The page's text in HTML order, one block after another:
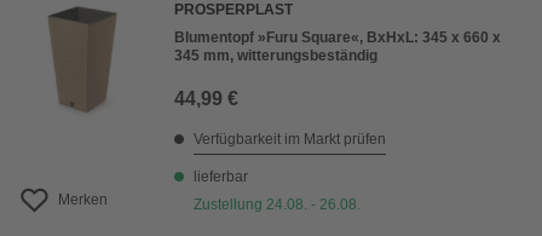
Merken
PROSPERPLAST
Blumentopf »Furu Square«, BxHxL: 345 x 660 x
345 mm, witterungsbeständig
44,99 €
Verfügbarkeit im Markt prüfen
lieferbar
Zustellung 24.08. - 26.08.